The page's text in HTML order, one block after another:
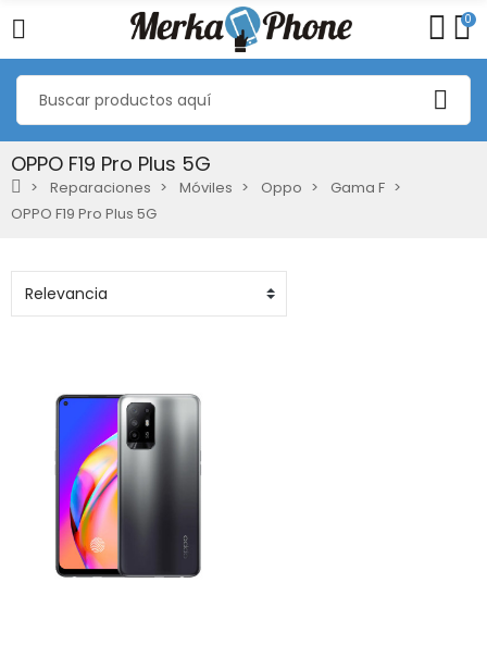
0
OPPO F19 Pro Plus 5G
Reparaciones Móviles Oppo
Gama F
OPPO F19 Pro Plus 5G